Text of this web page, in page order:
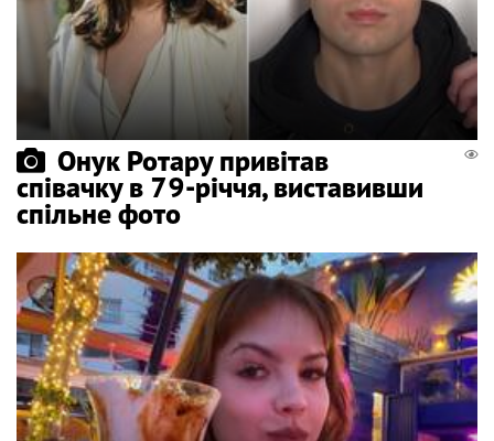
Онук Ротару привітав
співачку в 79-річчя, виставивши
спільне фото